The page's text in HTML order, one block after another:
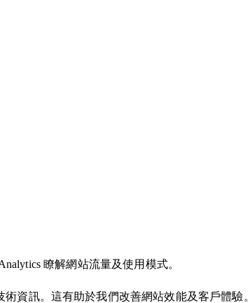
瞭解網站流量及使用模式。
資訊。這有助於我們改善網站效能及客戶體驗。